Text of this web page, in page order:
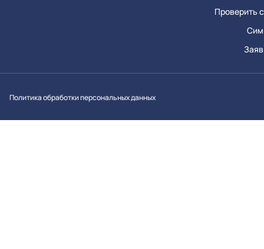
Проверить
Политика обработки персональных данных